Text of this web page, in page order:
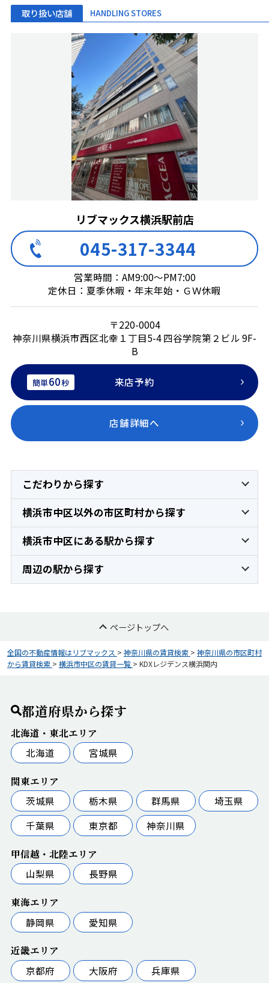
取り扱い店舗 HANDLING STORES
リブマックス横浜駅前店
045-317-3344
営業時間：AM9:00～PM7:00
定休日：夏季休暇・年末年始・ＧＷ休暇
〒220-0004
神奈川県横浜市西区北幸１丁目5-4 四谷学院第２ビル 9F-
B
簡単60秒 来店予約
店舗詳細へ
こだわりから探す
横浜市中区以外の市区町村から探す
横浜市中区にある駅から探す
周辺の駅から探す
ページトップへ
全国の不動産情報はリブマックス > 神奈川県の賃貸検索 > 神奈川県の市区町村
から賃貸検索 > 横浜市中区の賃貸一覧 > KDXレジデンス横浜関内
都道府県から探す
北海道・東北エリア
北海道
宮城県
関東エリア
茨城県
栃木県 群馬県
埼玉県
千葉県
東京都 神奈川県
甲信越・北陸エリア
山梨県
長野県
東海エリア
静岡県
愛知県
近畿エリア
京都府
大阪府 兵庫県